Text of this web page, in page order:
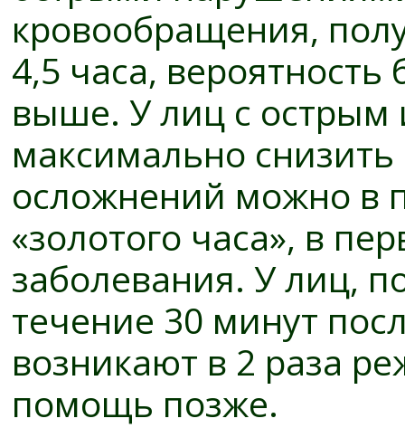
кровообращения,
4,5 часа, вероятность
выше. У лиц с острым
максимально
осложнений можно в
«золотого часа», в
заболевания. У лиц,
течение 30 минут
возникают в 2 раза
помощь позже.